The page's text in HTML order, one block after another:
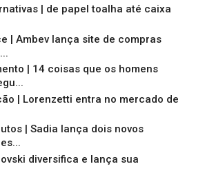
| de papel toalha até caixa
| Ambev lança site de compras
| 14 coisas que os homens
| Lorenzetti entra no mercado de
| Sadia lança dois novos
diversifica e lança sua